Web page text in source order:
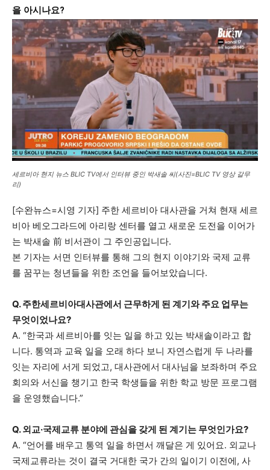
라라프레스
라라프레스
가까운 일상에서, 수완뉴스를 만나세요
을 아시나요?
세르비아 현지 뉴스 BLIC TV에서 인터뷰 중인 박새솔 씨(사진=BLIC TV 영상 갈무
리)
[수완뉴스=시영 기자] 주한 세르비아 대사관을 거쳐 현재 세르
비아 베오그라드에 아리랑 센터를 열고 새로운 도전을 이어가
는 박새솔 前 비서관이 그 주인공입니다.
본 기자는 서면 인터뷰를 통해 그의 현지 이야기와 국제 교류
를 꿈꾸는 청년들을 위한 조언을 들어보았습니다.
Q. 주한세르비아대사관에서 근무하게 된 계기와 주요 업무는
무엇이었나요?
A. “한국과 세르비아를 잇는 일을 하고 있는 박새솔이라고 합
니다. 통역과 교육 일을 오래 하다 보니 자연스럽게 두 나라를
잇는 자리에 서게 되었고, 대사관에서 대사님을 보좌하며 주요
회의와 서신을 챙기고 한국 학생들을 위한 학교 방문 프로그램
을 운영했습니다.”
Q. 외교·국제교류 분야에 관심을 갖게 된 계기는 무엇인가요?
A. “언어를 배우고 통역 일을 하면서 깨달은 게 있어요. 외교나
국제교류라는 것이 결국 거대한 국가 간의 일이기 이전에, 사